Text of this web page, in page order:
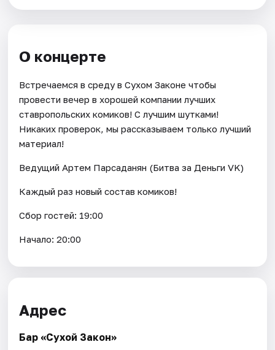
О концерте
Встречаемся в среду в Сухом Законе чтобы
провести вечер в хорошей компании лучших
ставропольских комиков! С лучшим шутками!
Никаких проверок, мы рассказываем только лучший
материал!
Ведущий Артем Парсаданян (Битва за Деньги VK)
Каждый раз новый состав комиков!
Сбор гостей: 19:00
Начало: 20:00
Адрес
Бар «Сухой Закон»